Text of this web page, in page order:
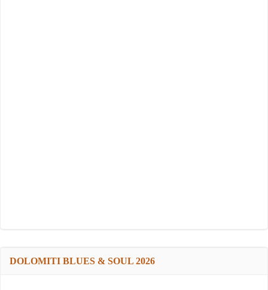
DOLOMITI BLUES & SOUL 2026